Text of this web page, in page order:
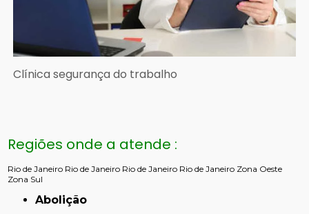
Clínica segurança do trabalho
Regiões onde a atende :
Rio de Janeiro Rio de Janeiro Rio de Janeiro Rio de Janeiro Zona Oeste
Zona Sul
Abolição